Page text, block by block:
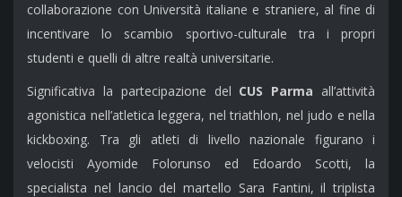
collaborazione con Università italiane e straniere, al fine di
incentivare lo scambio sportivo-culturale tra i propri
studenti e quelli di altre realtà universitarie.
Significativa la partecipazione del CUS Parma all’attività
agonistica nell’atletica leggera, nel triathlon, nel judo e nella
kickboxing. Tra gli atleti di livello nazionale figurano i
velocisti Ayomide Folorunso ed Edoardo Scotti, la
specialista nel lancio del martello Sara Fantini, il triplista